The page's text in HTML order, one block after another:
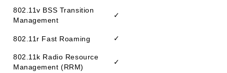
802.11v BSS Transition
Management
✓
802.11r Fast Roaming ✓
802.11k Radio Resource
Management (RRM)
✓